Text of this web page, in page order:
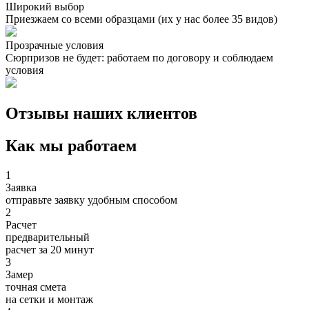
Широкий выбор
Приезжаем со всеми образцами (их у нас более 35 видов)
Прозрачные условия
Сюрпризов не будет: работаем по договору и соблюдаем
условия
Отзывы наших клиентов
Как мы работаем
1
Заявка
отправьте заявку удобным способом
2
Расчет
предварительный
расчет за 20 минут
3
Замер
точная смета
на сетки и монтаж